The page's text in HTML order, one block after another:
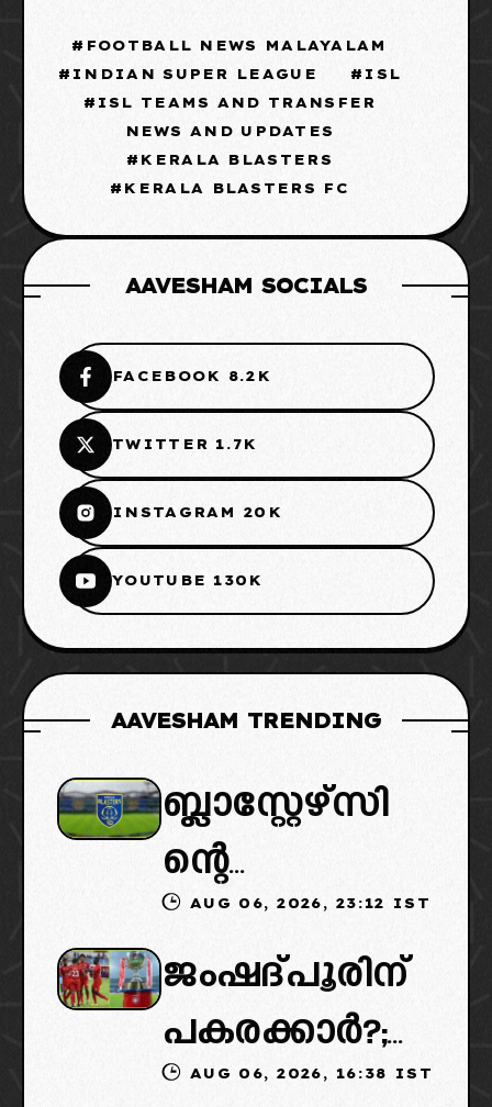
FOOTBALL NEWS MALAYALAM
INDIAN SUPER LEAGUE
ISL
ISL TEAMS AND TRANSFER
NEWS AND UPDATES
KERALA BLASTERS
KERALA BLASTERS FC
AAVESHAM SOCIALS
FACEBOOK 8.2K
TWITTER 1.7K
INSTAGRAM 20K
YOUTUBE 130K
AAVESHAM TRENDING
ബ്ലാസ്റ്റേഴ്സി
ന്റെ
കൈമാറ്റത്തി
ൽ ട്വിസ്റ്റ്:
പുതിയ
ഉടമകളെത്താ
AUG 06, 2026, 23:12 IST
ജംഷദ്പൂരിന്
പകരക്കാർ?;
ഐഎസ്എല്ലി
AUG 06, 2026, 16:38 IST